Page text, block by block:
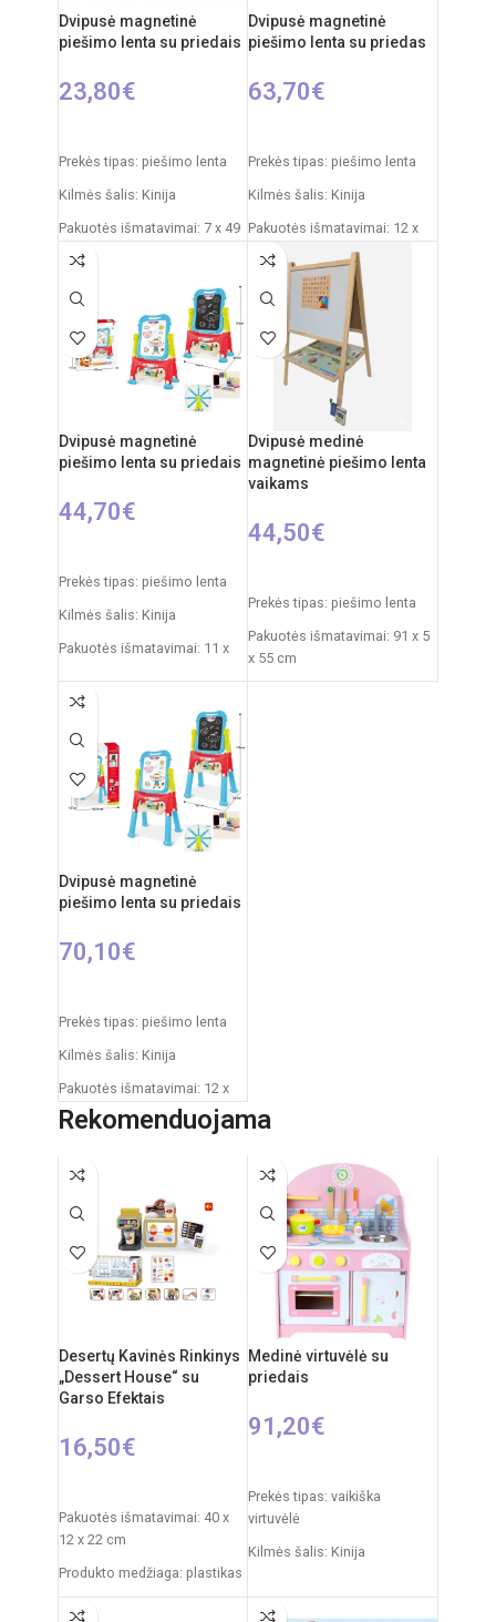
Dvipusė magnetinė
piešimo lenta su priedais
23,80€
Prekės tipas: piešimo lenta
Kilmės šalis: Kinija
Pakuotės išmatavimai: 7 x 49
x 35 cm
Produkto išmatavimai: 33,5 x
32 x 54,5 cm
Rekomenduojamas amžius:
nuo 3 metų
Dvipusė magnetinė
piešimo lenta su priedas
63,70€
Prekės tipas: piešimo lenta
Kilmės šalis: Kinija
Pakuotės išmatavimai: 12 x
53,5 x 61,5 cm
Produkto išmatavimai: 33 x
58 x 84 cm
Rekomenduojamas amžius:
nuo 3 metų
Dvipusė magnetinė
piešimo lenta su priedais
44,70€
Prekės tipas: piešimo lenta
Kilmės šalis: Kinija
Pakuotės išmatavimai: 11 x
Produkto išmatavimai: 30 x
Rekomenduojamas amžius:
nuo 3 metų
Dvipusė medinė
magnetinė piešimo lenta
vaikams
44,50€
Prekės tipas: piešimo lenta
Pakuotės išmatavimai: 91 x 5
x 55 cm
Dvipusė magnetinė
piešimo lenta su priedais
70,10€
Prekės tipas: piešimo lenta
Kilmės šalis: Kinija
Pakuotės išmatavimai: 12 x
53,5 x 76,5 cm
58 x 110 cm
Rekomenduojamas amžius:
nuo 3 metų
Rekomenduojama
Desertų Kavinės Rinkinys
„Dessert House“ su
Garso Efektais
16,50€
Pakuotės išmatavimai: 40 x
12 x 22 cm
Produkto medžiaga: plastikas
Medinė virtuvėlė su
priedais
91,20€
Prekės tipas: vaikiška
virtuvėlė
Kilmės šalis: Kinija
20,5 x 33 cm